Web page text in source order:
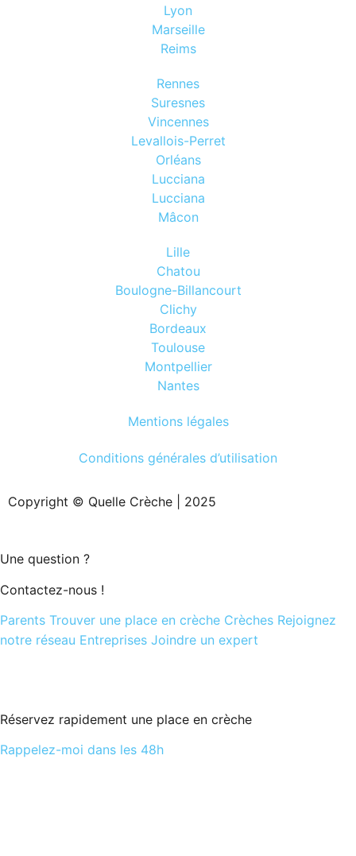
Lyon
Marseille
Reims
Rennes
Suresnes
Vincennes
Levallois-Perret
Orléans
Lucciana
Lucciana
Mâcon
Lille
Chatou
Boulogne-Billancourt
Clichy
Bordeaux
Toulouse
Montpellier
Nantes
Mentions légales
Conditions générales d’utilisation
Copyright © Quelle Crèche | 2025
Une question ?
Contactez-nous !
Parents Trouver une place en crèche Crèches Rejoignez
notre réseau Entreprises Joindre un expert
Réservez rapidement une place en crèche
Rappelez-moi dans les 48h